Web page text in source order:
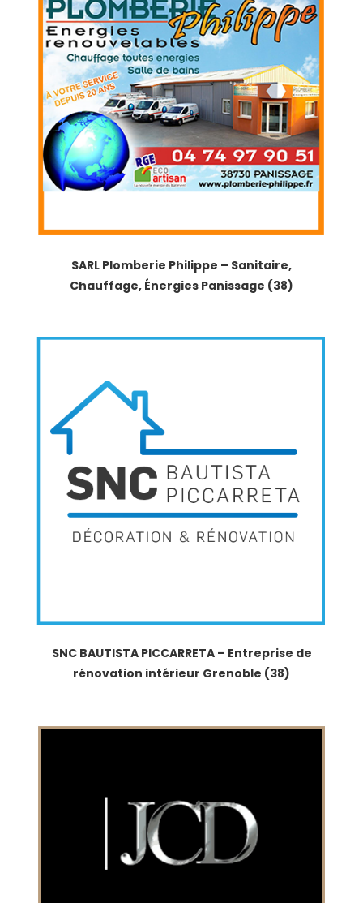
SARL Plomberie Philippe – Sanitaire,
Chauffage, Énergies Panissage (38)
SNC BAUTISTA PICCARRETA – Entreprise de
rénovation intérieur Grenoble (38)